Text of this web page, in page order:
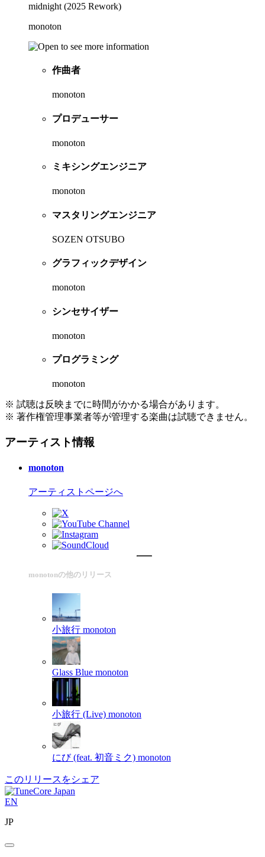
midnight (2025 Rework)
monoton
作曲者
monoton
プロデューサー
monoton
ミキシングエンジニア
monoton
マスタリングエンジニア
SOZEN OTSUBO
グラフィックデザイン
monoton
シンセサイザー
monoton
プログラミング
monoton
※ 試聴は反映までに時間がかかる場合があります。
※ 著作権管理事業者等が管理する楽曲は試聴できません。
アーティスト情報
monoton
アーティストページへ
monotonの他のリリース
小旅行 monoton
Glass Blue monoton
小旅行 (Live) monoton
にび (feat. 初音ミク) monoton
このリリースをシェア
EN
JP